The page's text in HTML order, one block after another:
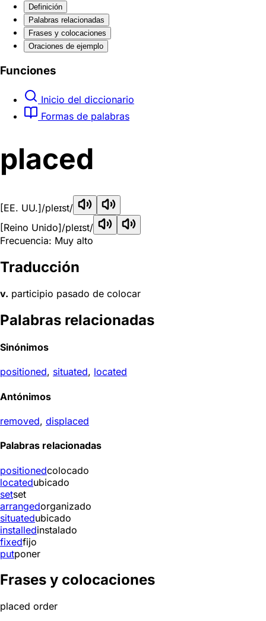
Definición
Palabras relacionadas
Frases y colocaciones
Oraciones de ejemplo
Funciones
Inicio del diccionario
Formas de palabras
placed
[EE. UU.]/pleɪst/
[Reino Unido]/pleɪst/
Frecuencia: Muy alto
Traducción
v. participio pasado de colocar
Palabras relacionadas
Sinónimos
positioned, situated, located
Antónimos
removed, displaced
Palabras relacionadas
positionedcolocado
locatedubicado
setset
arrangedorganizado
situatedubicado
installedinstalado
fixedfijo
putponer
Frases y colocaciones
placed order